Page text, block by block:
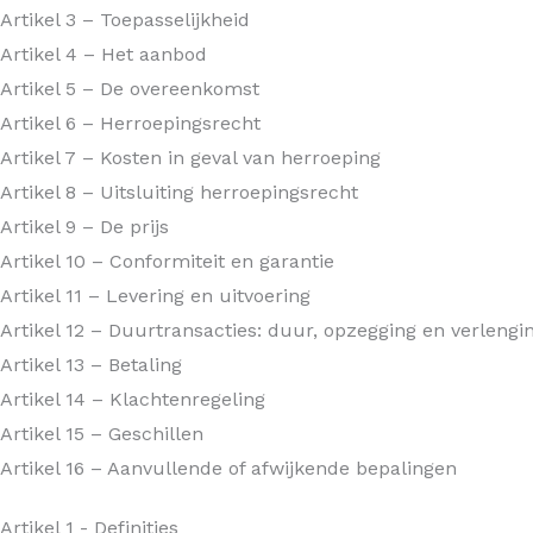
Artikel 3 – Toepasselijkheid
Artikel 4 – Het aanbod
Artikel 5 – De overeenkomst
Artikel 6 – Herroepingsrecht
Artikel 7 – Kosten in geval van herroeping
Artikel 8 – Uitsluiting herroepingsrecht
Artikel 9 – De prijs
Artikel 10 – Conformiteit en garantie
Artikel 11 – Levering en uitvoering
Artikel 12 – Duurtransacties: duur, opzegging en
Artikel 13 – Betaling
Artikel 14 – Klachtenregeling
Artikel 15 – Geschillen
Artikel 16 – Aanvullende of afwijkende bepalingen
Artikel 1 - Definities